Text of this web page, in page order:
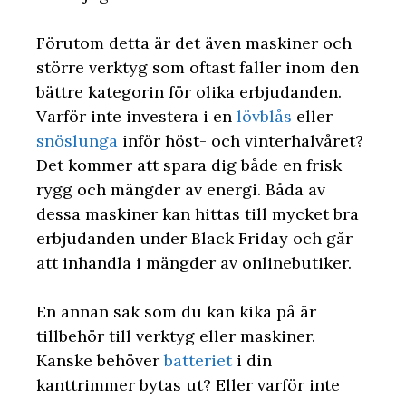
Förutom detta är det även maskiner och
större verktyg som oftast faller inom den
bättre kategorin för olika erbjudanden.
Varför inte investera i en lövblås eller
snöslunga inför höst- och vinterhalvåret?
Det kommer att spara dig både en frisk
rygg och mängder av energi. Båda av
dessa maskiner kan hittas till mycket bra
erbjudanden under Black Friday och går
att inhandla i mängder av onlinebutiker.
En annan sak som du kan kika på är
tillbehör till verktyg eller maskiner.
Kanske behöverbatterieti din
kanttrimmer bytas ut? Eller varför inte